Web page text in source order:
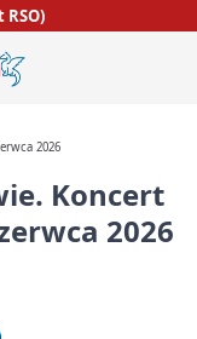
2026
Koncert
2026